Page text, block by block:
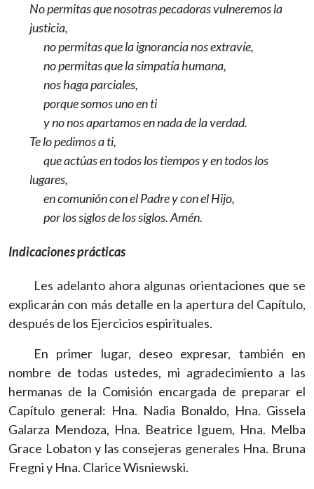
No permitas que nosotras pecadoras vulneremos la
justicia,
no permitas que la ignorancia nos extravíe,
no permitas que la simpatía humana,
nos haga parciales,
porque somos uno en ti
y no nos apartamos en nada de la verdad.
Te lo pedimos a ti,
que actúas en todos los tiempos y en todos los
lugares,
en comunión con el Padre y con el Hijo,
por los siglos de los siglos. Amén.
Indicaciones prácticas
Les adelanto ahora algunas orientaciones que se
explicarán con más detalle en la apertura del Capítulo,
después de los Ejercicios espirituales.
En primer lugar, deseo expresar, también en
nombre de todas ustedes, mi agradecimiento a las
hermanas de la Comisión encargada de preparar el
Capítulo general: Hna. Nadia Bonaldo, Hna. Gissela
Galarza Mendoza, Hna. Beatrice Iguem, Hna. Melba
Grace Lobaton y las consejeras generales Hna. Bruna
Fregni y Hna. Clarice Wisniewski.